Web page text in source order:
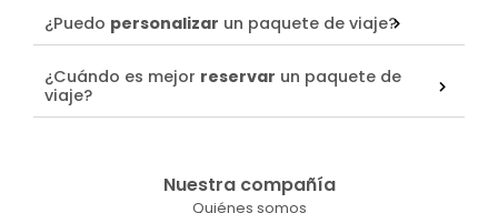
¿Puedo personalizar un paquete de viaje?
¿Cuándo es mejor reservar un paquete de
viaje?
Nuestra compañía
Quiénes somos